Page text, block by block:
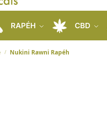
RAPÉH CBD
/ Nukini Rawni Rapéh